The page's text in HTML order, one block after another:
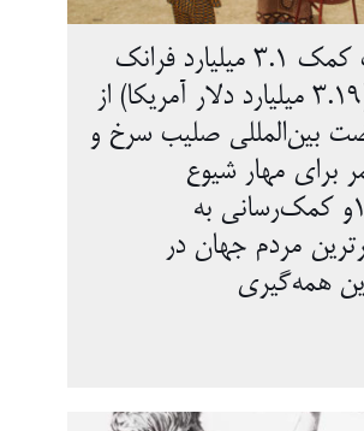
درخواست کمک 3.1 میلیارد فرانک
سوئیس (3.19 میلیارد دلار آمریکا) از
بین‌المللی صلیب سرخ و
برای مهار شیوع
کووید-19و کمک‌رسانی به
مردم جهان در
همه‌گیری